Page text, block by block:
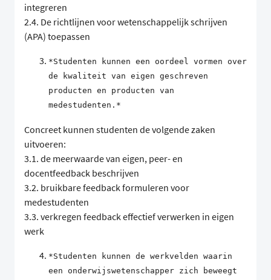
integreren
2.4. De richtlijnen voor wetenschappelijk schrijven
(APA) toepassen
*Studenten kunnen een oordeel vormen over
de kwaliteit van eigen geschreven
producten en producten van
medestudenten.*
Concreet kunnen studenten de volgende zaken
uitvoeren:
3.1. de meerwaarde van eigen, peer- en
docentfeedback beschrijven
3.2. bruikbare feedback formuleren voor
medestudenten
3.3. verkregen feedback effectief verwerken in eigen
werk
*Studenten kunnen de werkvelden waarin
een onderwijswetenschapper zich beweegt